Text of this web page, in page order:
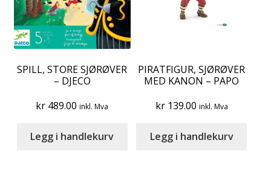
SPILL, STORE SJØRØVER
– DJECO
kr 489.00 inkl. Mva
Legg i handlekurv
PIRATFIGUR, SJØRØVER
MED KANON – PAPO
kr139.00 inkl. Mva
Legg i handlekurv